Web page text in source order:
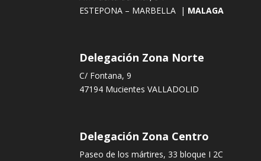
ESTEPONA – MARBELLA | MALAGA
Delegación Zona Norte
C/ Fontana, 9
47194 Mucientes VALLADOLID
Delegación Zona Centro
Paseo de los mártires, 33 bloque I 2C